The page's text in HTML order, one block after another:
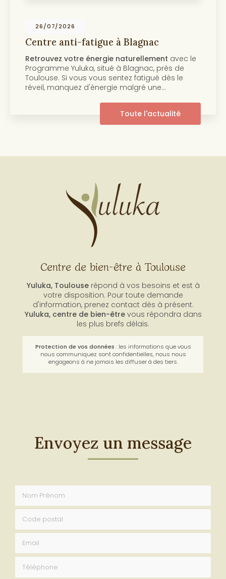
26/07/2026
Centre anti-fatigue à Blagnac
Retrouvez votre énergie naturellement avec le
Programme Yuluka, situé à Blagnac, près de
Toulouse. Si vous vous sentez fatigué dès le
réveil, manquez d'énergie malgré une…
Toute l'actualité
Centre de bien-être à Toulouse
Yuluka, Toulouserépond à vos besoins et est à
votre disposition. Pour toute demande
d'information, prenez contact dès à présent.
Yuluka, centre de bien-êtrevous répondra dans
les plus brefs délais.
Protection de vos données : les informations que vous
nous communiquez sont confidentielles, nous nous
engageons à ne jamais les diffuser à des tiers.
Envoyez un message
Nom Prénom
Code postal